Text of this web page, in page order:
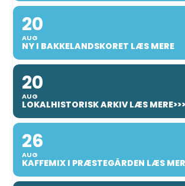
20
AUG
NY I BAKKELANDSKORET LÆS MERE
20
AUG
LOKALHISTORISK ARKIV LÆS MERE>>>
26
AUG
KAFFEMIX I PRÆSTEGÅRDEN LÆS